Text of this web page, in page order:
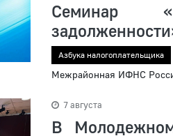
Семинар
Азбука налогоплательщика
Межрайонная ИФНС
7 августа
В